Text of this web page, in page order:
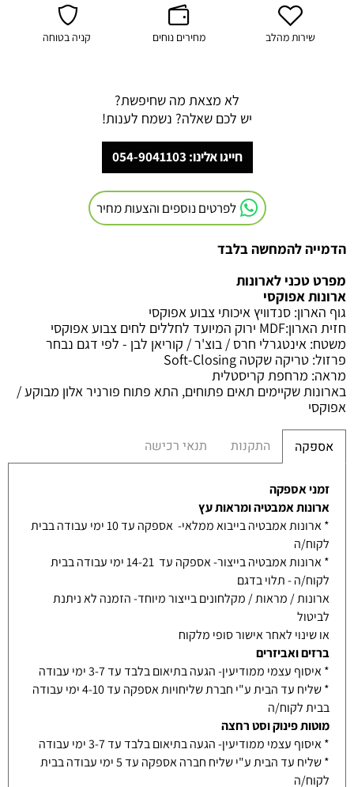
שירות מהלב מחירים נוחים קניה בטוחה
לא מצאת מה שחיפשת?
יש לכם שאלה? נשמח לענות!
חייגו אלינו: 054-9041103
לפרטים נוספים והצעות מחיר
הדמייה להמחשה בלבד
מפרט טכני לארונות
ארונות אפוקסי
גוף הארון: סנדוויץ איכותי צבוע אפוקסי
חזית הארון:MDF
ירוק המיועד לחללים לחים צבוע אפוקסי
משטח: אינטגרלי חרס / בוצ'ר / קוריאן לבן - לפי דגם נבחר
פרזול: טריקה שקטה Soft-Closing
מראה: מרחפת קריסטלית
בארונות שקיימים תאים פתוחים, התא פתוח פורניר אלון מבוקע /
אפוקסי
אספקה התקנות תנאי רכישה
זמני אספקה
ארונות אמבטיה ומראות עץ
* ארונות אמבטיה בייבוא ממלאי- אספקה עד 10 ימי עבודה בבית
לקוח/ה
* ארונות אמבטיה בייצור- אספקה עד 14-21 ימי עבודה בבית
לקוח/ה - תלוי בדגם
ארונות / מראות / מקלחונים בייצור מיוחד- הזמנה לא ניתנת
לביטול
או שינוי לאחר אישור סופי מלקוח
ברזים ואביזרים
* איסוף עצמי ממודיעין- הגעה בתיאום בלבד עד 3-7 ימי עבודה
* שליח עד הבית ע"י חברת שליחויות אספקה עד 4-10 ימי עבודה
בבית לקוח/ה
מוטות פינוק וסט רחצה
* איסוף עצמי ממודיעין- הגעה בתיאום בלבד עד 3-7 ימי עבודה
* שליח עד הבית ע"י שליח חברה אספקה עד 5 ימי עבודה בבית
לקוח/ה